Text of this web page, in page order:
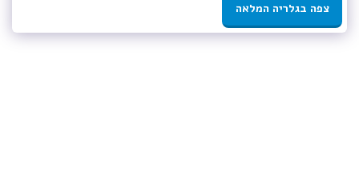
צפה בגלריה המלאה